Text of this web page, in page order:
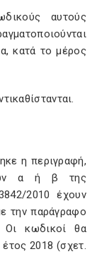
αυτούς
κατά το μέρος
η περιγραφή,
α ή β της
2010 έχουν
την παράγραφο
κωδικοί θα
2018 (σχετ.